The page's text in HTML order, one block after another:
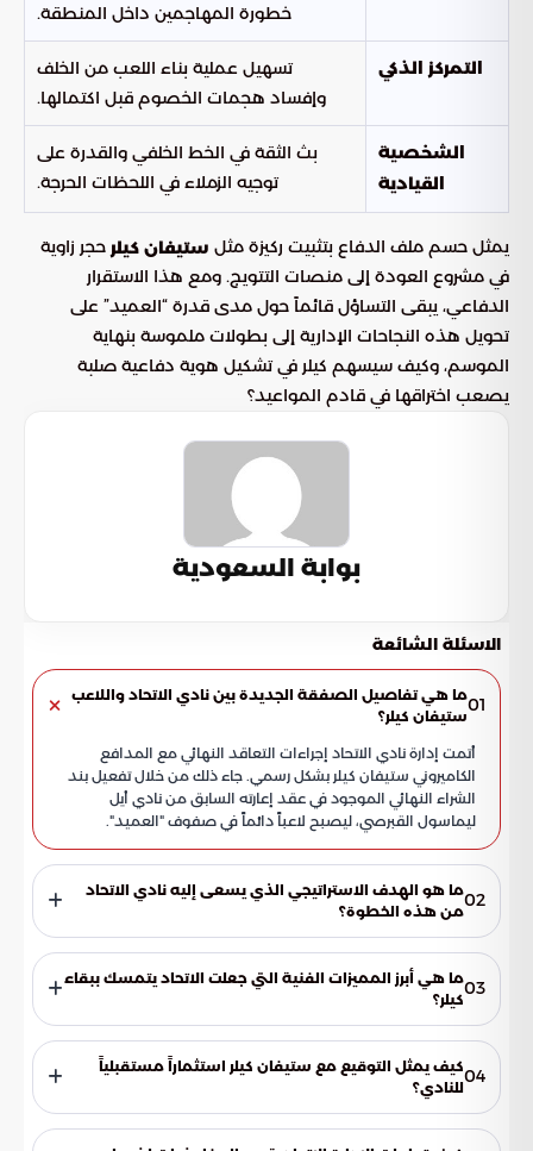
خطورة المهاجمين داخل المنطقة.
التمركز الذكي
تسهيل عملية بناء اللعب من الخلف
وإفساد هجمات الخصوم قبل اكتمالها.
الشخصية
القيادية
بث الثقة في الخط الخلفي والقدرة على
توجيه الزملاء في اللحظات الحرجة.
يمثل حسم ملف الدفاع بتثبيت ركيزة مثل ستيفان كيلر حجر زاوية
في مشروع العودة إلى منصات التتويج. ومع هذا الاستقرار
الدفاعي، يبقى التساؤل قائماً حول مدى قدرة “العميد” على
تحويل هذه النجاحات الإدارية إلى بطولات ملموسة بنهاية
الموسم، وكيف سيسهم كيلر في تشكيل هوية دفاعية صلبة
يصعب اختراقها في قادم المواعيد؟
بوابة السعودية
الاسئلة الشائعة
01ما هي تفاصيل الصفقة الجديدة بين نادي الاتحاد واللاعب
ستيفان كيلر؟
أتمت إدارة نادي الاتحاد إجراءات التعاقد النهائي مع المدافع
الكاميروني ستيفان كيلر بشكل رسمي. جاء ذلك من خلال تفعيل بند
الشراء النهائي الموجود في عقد إعارته السابق من نادي أيل
ليماسول القبرصي، ليصبح لاعباً دائماً في صفوف "العميد".
02ما هو الهدف الاستراتيجي الذي يسعى إليه نادي الاتحاد
من هذه الخطوة؟
الركائز الأساسية للفريق وضمان الاستقرار الفني لخط الدفاع. يعكس
هذا التوجه رغبة النادي في بناء منظومة دفاعية صلبة تعتمد على03ما هي أبرز المميزات الفنية التي جعلت الاتحاد يتمسك ببقاء
كيلر؟
اللعب والتغطية السليمة. كما يتفوق اللاعب في الكرات العالية
واستخلاص الكرة بنجاح، بالإضافة إلى مرونته في التكيف مع النهج
التكتيكي للمدرب والاندماج السريع مع بقية زملائه في الفريق.
04كيف يمثل التوقيع مع ستيفان كيلر استثماراً مستقبلياً
للنادي؟
ذكياً من الناحيتين الفنية والمالية. فهو يقدم عطاءً فنياً متميزاً في